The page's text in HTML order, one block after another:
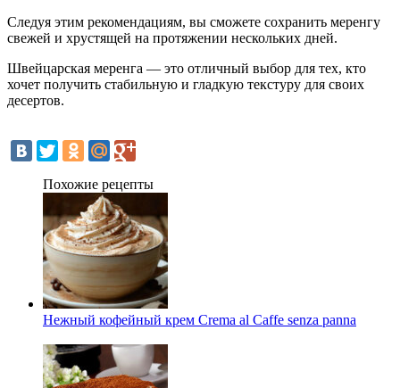
Следуя этим рекомендациям, вы сможете сохранить меренгу
свежей и хрустящей на протяжении нескольких дней.
Швейцарская меренга — это отличный выбор для тех, кто
хочет получить стабильную и гладкую текстуру для своих
десертов.
Похожие рецепты
Нежный кофейный крем Crema al Caffe senza panna